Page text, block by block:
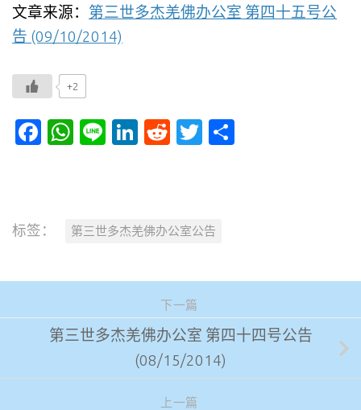
文章来源： 第三世多杰羌佛办公室 第四十五号公
告 (09/10/2014)
+2
Facebook
WhatsApp
LineLinkedIn
RedditTwitter
标签： 第三世多杰羌佛办公室公告
下一篇
第三世多杰羌佛办公室 第四十四号公告
(08/15/2014)
上一篇